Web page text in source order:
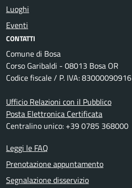
Luoghi
Eventi
CONTATTI
Comune di Bosa
Corso Garibaldi - 08013 Bosa OR
Codice fiscale / P. IVA: 83000090916
Ufficio Relazioni con il Pubblico
Posta Elettronica Certificata
Centralino unico: +39 0785 368000
Leggi le FAQ
Prenotazione appuntamento
Segnalazione disservizio